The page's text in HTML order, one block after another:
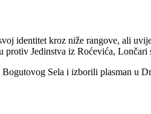
identitet kroz niže rangove, ali
Jedinstva iz Roćevića, Lončari
Sela i izborili plasman u